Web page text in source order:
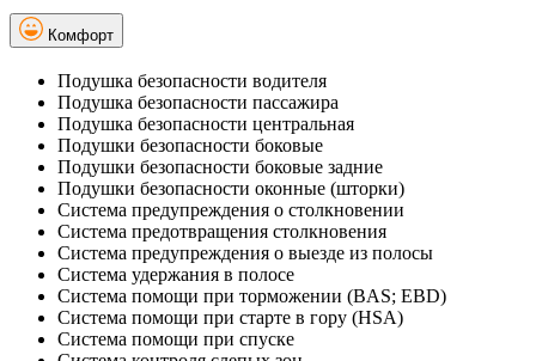
Комфорт
Подушка безопасности водителя
Подушка безопасности пассажира
Подушка безопасности центральная
Подушки безопасности боковые
Подушки безопасности боковые задние
Подушки безопасности оконные (шторки)
Система предупреждения о столкновении
Система предотвращения столкновения
Система предупреждения о выезде из полосы
Система удержания в полосе
Система помощи при торможении (BAS; EBD)
Система помощи при старте в гору (HSA)
Система помощи при спуске